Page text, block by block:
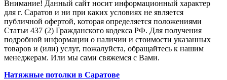
Внимание! Данный сайт носит информационный характер
для г. Саратов и ни при каких условиях не является
публичной офертой, которая определяется положениями
Статьи 437 (2) Гражданского кодекса РФ. Для получения
подробной информации о наличии и стоимости указанных
товаров и (или) услуг, пожалуйста, обращайтесь к нашим
менеджерам. Или мы сами свяжемся с Вами.
Натяжные потолки в Саратове